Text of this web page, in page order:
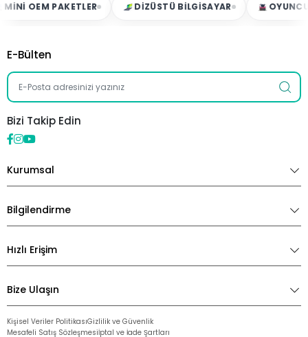
OEM PAKETLER DIZÜSTÜ BILGISAYAR OYUNCU
E-Bülten
Bizi Takip Edin
Kurumsal
Bilgilendirme
Hızlı Erişim
Bize Ulaşın
Kişisel Veriler PolitikasıGizlilik ve Güvenlik
Mesafeli Satış Sözleşmesiİptal ve İade Şartları